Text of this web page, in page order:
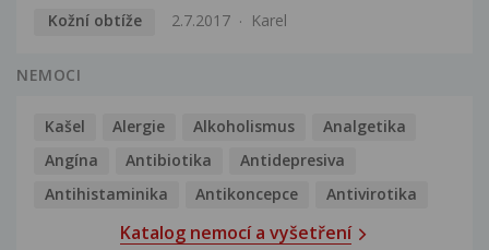
Kožní obtíže
2.7.2017 Karel
NEMOCI
Kašel Alergie Alkoholismus
Analgetika
Angína
Antibiotika
Antidepresiva
Antihistaminika
Antikoncepce Antivirotika
Katalog nemocí a vyšetření